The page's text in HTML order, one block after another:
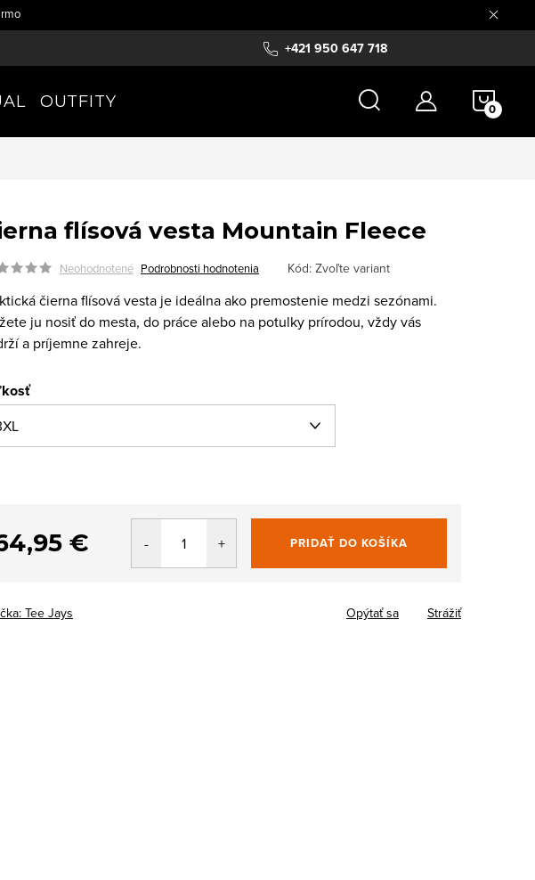
+421 950 647 718
OUTFITY
flísová vesta Mountain Fleece
Neohodnotené Podrobnosti hodnotenia Kód: Zvoľte variant
čierna flísová vesta je ideálna ako premostenie medzi sezónami.
ju nosiť do mesta, do práce alebo na potulky prírodou, vždy vás
a príjemne zahreje.
€
Jednotková
cena:
PRIDAŤ DO KOŠÍKA
Tee Jays Opýtať sa Strážiť